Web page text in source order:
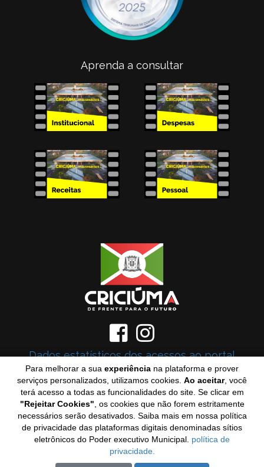
Para melhorar a sua experiência na plataforma e prover
serviços personalizados, utilizamos cookies. Ao aceitar, você
terá acesso a todas as funcionalidades do site. Se clicar em
"Rejeitar Cookies" , os cookies que não forem estritamente
necessários serão desativados. Saiba mais em nossa política
de privacidade das plataformas digitais denominadas sítios
eletrônicos do Poder executivo Municipal. política de
privacidade.
Aprenda a consultar
Dados estatísticos dos acessos ao portal
Rever o Tutorial
Navegadores recomendados